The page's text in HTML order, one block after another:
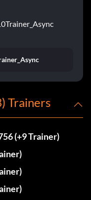
Trainers
(+9 Trainer)